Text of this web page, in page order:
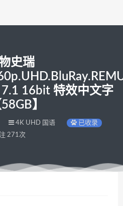
史瑞
16bit 特效中文字
】
4K UHD 国语
已收录
271次